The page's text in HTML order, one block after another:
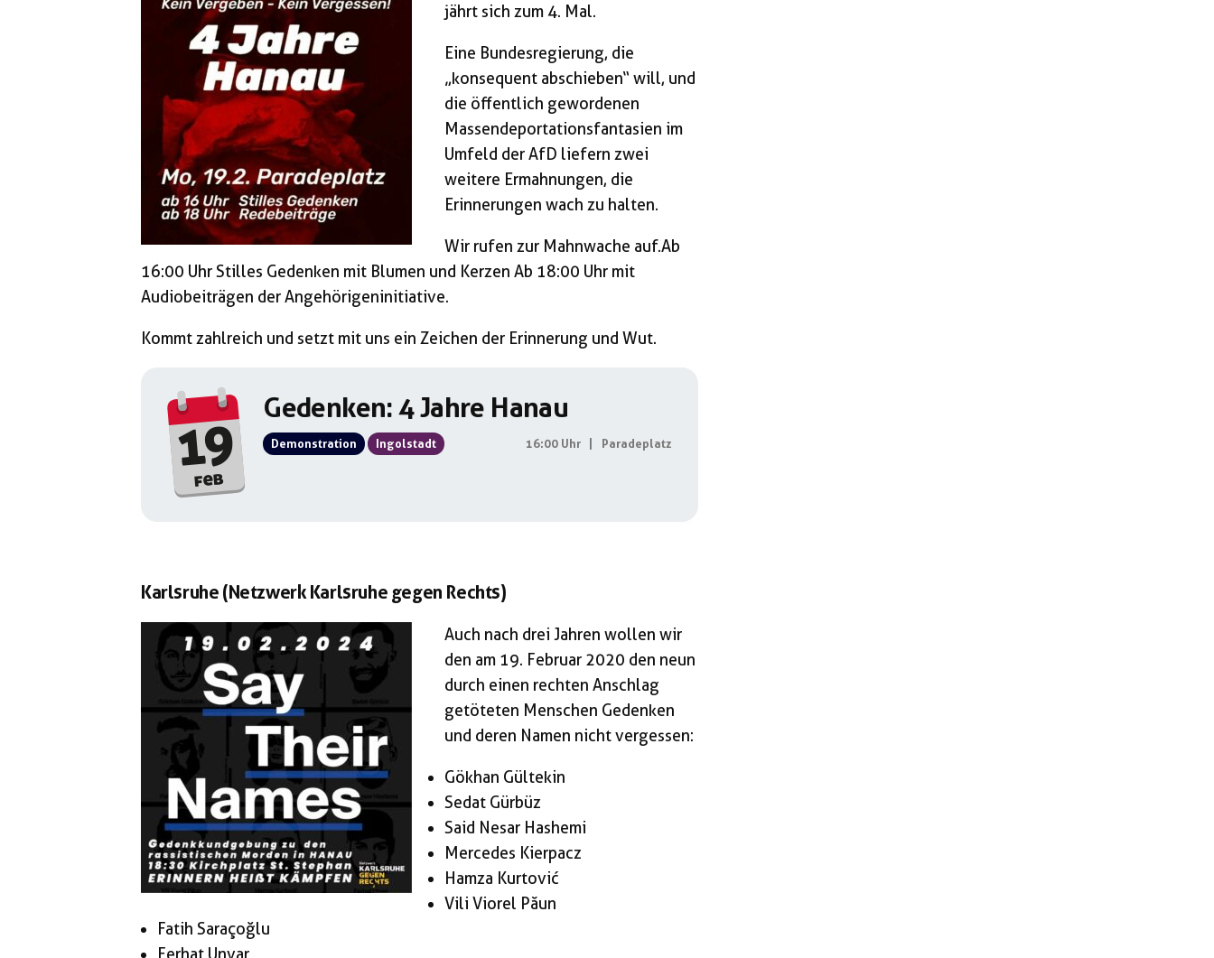
jährt sich zum 4. Mal.
Eine Bundesregierung, die
„konsequent abschieben“ will, und
die öffentlich gewordenen
Massendeportationsfantasien im
Umfeld der AfD liefern zwei
weitere Ermahnungen, die
Erinnerungen wach zu halten.
Wir rufen zur Mahnwache auf.Ab
16:00 Uhr Stilles Gedenken mit Blumen und Kerzen Ab 18:00 Uhr mit
Audiobeiträgen der Angehörigeninitiative.
Kommt zahlreich und setzt mit uns ein Zeichen der Erinnerung und Wut.
feb
19
Gedenken: 4 Jahre Hanau
Demonstration Ingolstadt 16:00 Uhr Paradeplatz
Karlsruhe (Netzwerk Karlsruhe gegen Rechts)
Auch nach drei Jahren wollen wir
den am 19. Februar 2020 den neun
durch einen rechten Anschlag
getöteten Menschen Gedenken
und deren Namen nicht vergessen:
Gökhan Gültekin
Sedat Gürbüz
Said Nesar Hashemi
Mercedes Kierpacz
Hamza Kurtović
Vili Viorel Păun
Fatih Saraçoğlu
Ferhat Unvar